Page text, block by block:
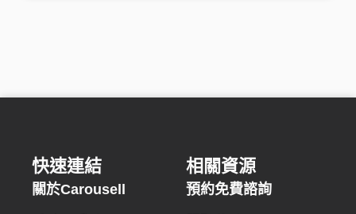
快速連結
關於Carousell
相關資源
預約免費諮詢